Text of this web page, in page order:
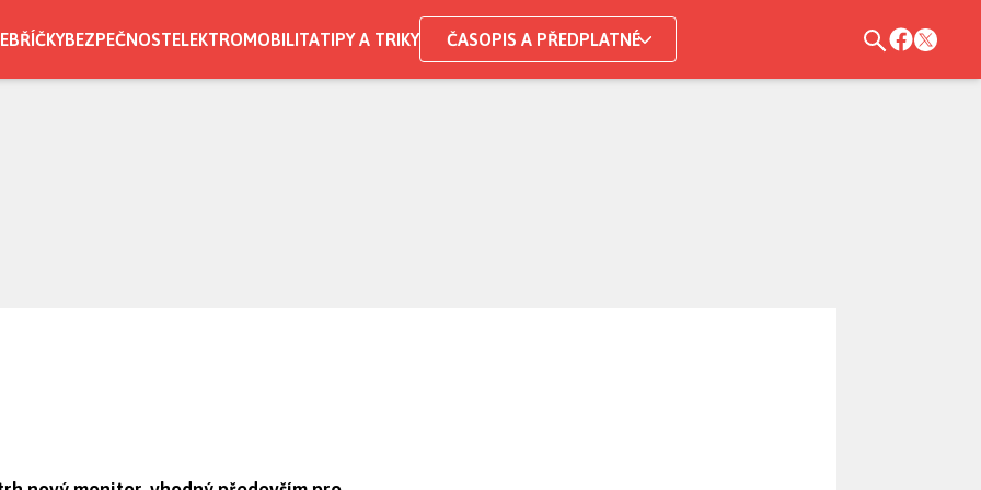
BEZPEČNOSTELEKTROMOBILITATIPY A TRIKY ČASOPIS A PŘEDPLATNÉ